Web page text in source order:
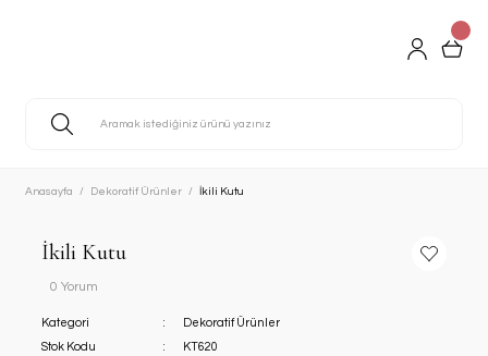
Anasayfa Dekoratif Ürünler İkili Kutu
İkili Kutu
0 Yorum
Kategori
Dekoratif Ürünler
Stok Kodu
KT620